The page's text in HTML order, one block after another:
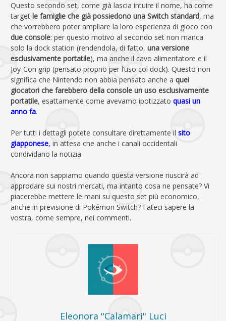
Questo secondo set, come già lascia intuire il nome, ha come
target le famiglie che già possiedono una Switch standard, ma
che vorrebbero poter ampliare la loro esperienza di gioco con
due console: per questo motivo al secondo set non manca
solo la dock station (rendendola, di fatto, una versione
esclusivamente portatile), ma anche il cavo alimentatore e il
Joy-Con grip (pensato proprio per l’uso col dock). Questo non
significa che Nintendo non abbia pensato anche a quei
giocatori che farebbero della console un uso esclusivamente
portatile, esattamente come avevamo ipotizzato quasi un
anno fa.
Per tutti i dettagli potete consultare direttamente il sito
giapponese, in attesa che anche i canali occidentali
condividano la notizia.
Ancora non sappiamo quando questa versione riuscirà ad
approdare sui nostri mercati, ma intanto cosa ne pensate? Vi
piacerebbe mettere le mani su questo set più economico,
anche in previsione di Pokémon Switch? Fateci sapere la
vostra, come sempre, nei commenti.
Eleonora "Calamari" Luci